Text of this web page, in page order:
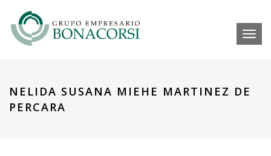
NELIDA SUSANA MIEHE MARTINEZ DE
PERCARA